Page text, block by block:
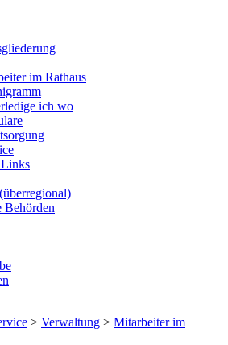
im Rathaus
ich wo
Links
Behörden
> Verwaltung > Mitarbeiter im